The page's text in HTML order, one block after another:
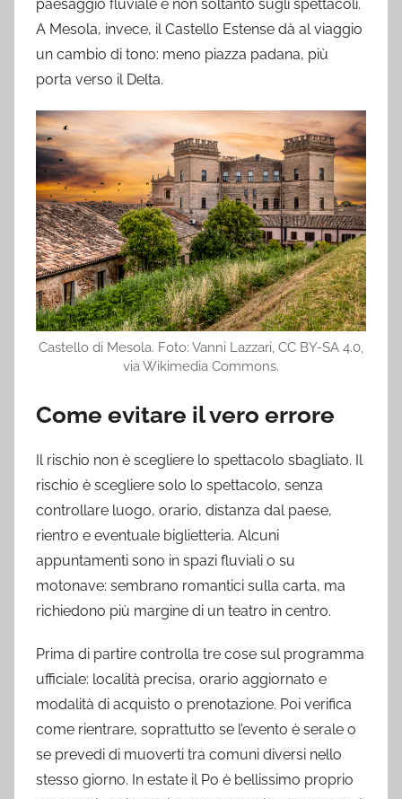
paesaggio fluviale e non soltanto sugli spettacoli.
A Mesola, invece, il Castello Estense dà al viaggio
un cambio di tono: meno piazza padana, più
porta verso il Delta.
Castello di Mesola. Foto: Vanni Lazzari, CC BY-SA 4.0,
via Wikimedia Commons.
Come evitare il vero errore
Il rischio non è scegliere lo spettacolo sbagliato. Il
rischio è scegliere solo lo spettacolo, senza
controllare luogo, orario, distanza dal paese,
rientro e eventuale biglietteria. Alcuni
appuntamenti sono in spazi fluviali o su
motonave: sembrano romantici sulla carta, ma
richiedono più margine di un teatro in centro.
Prima di partire controlla tre cose sul programma
ufficiale: località precisa, orario aggiornato e
modalità di acquisto o prenotazione. Poi verifica
come rientrare, soprattutto se l’evento è serale o
se prevedi di muoverti tra comuni diversi nello
stesso giorno. In estate il Po è bellissimo proprio